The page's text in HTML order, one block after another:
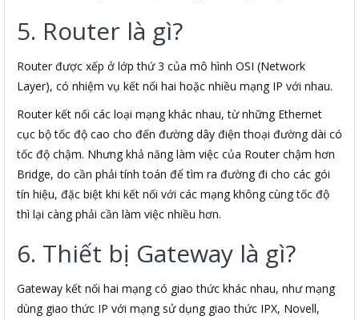
5. Router là gì?
Router được xếp ở lớp thứ 3 của mô hình OSI (Network
Layer), có nhiệm vụ kết nối hai hoặc nhiều mạng IP với nhau.
Router kết nối các loại mạng khác nhau, từ những Ethernet
cục bộ tốc độ cao cho đến đường dây điện thoại đường dài có
tốc độ chậm. Nhưng khả năng làm việc của Router chậm hơn
Bridge, do cần phải tính toán để tìm ra đường đi cho các gói
tín hiệu, đặc biệt khi kết nối với các mạng không cùng tốc độ
thì lại càng phải cần làm việc nhiều hơn.
6. Thiết bị Gateway là gì?
Gateway kết nối hai mạng có giao thức khác nhau, như mạng
dùng giao thức IP với mạng sử dụng giao thức IPX, Novell,